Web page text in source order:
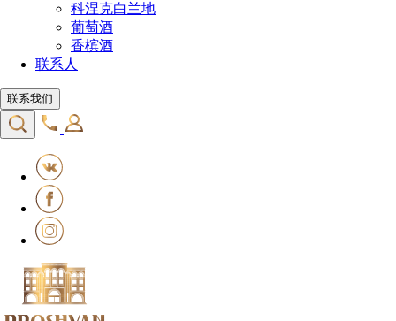
科涅克白兰地
葡萄酒
香槟酒
联系人
联系我们